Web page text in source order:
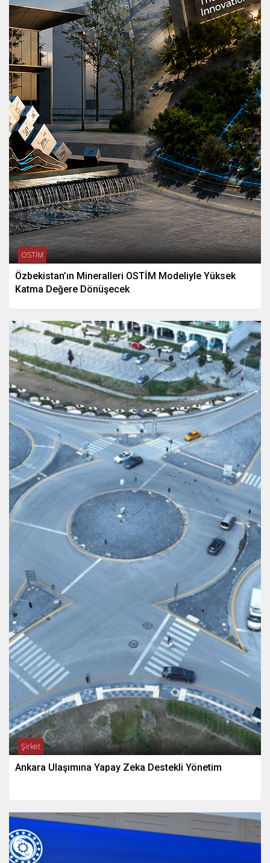
OSTİM
Özbekistan’ın Mineralleri OSTİM Modeliyle Yüksek
Katma Değere Dönüşecek
Şirket
Ankara Ulaşımına Yapay Zeka Destekli Yönetim